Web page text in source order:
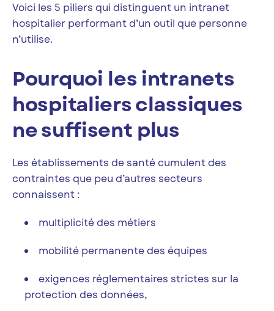
Voici les 5 piliers qui distinguent un intranet
hospitalier performant d’un outil que personne
n’utilise.
Pourquoi les intranets
hospitaliers classiques
ne suffisent plus
Les établissements de santé cumulent des
contraintes que peu d’autres secteurs
connaissent :
multiplicité des métiers
mobilité permanente des équipes
exigences réglementaires strictes sur la
protection des données,